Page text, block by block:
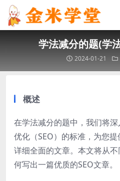
学法减分的题(学
2024-01-21
概述
在学法减分的题中，我们将
优化（SEO）的标准，为您提
详细全面的文章。本文将从
何写出一篇优质的SEO文章。